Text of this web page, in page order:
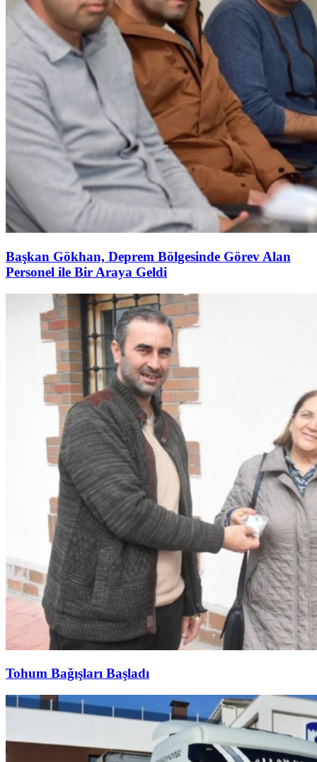
Başkan Gökhan, Deprem Bölgesinde Görev Alan
Personel ile Bir Araya Geldi
Tohum Bağışları Başladı